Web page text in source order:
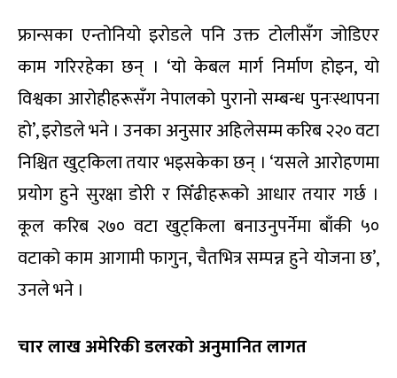
फ्रान्सका एन्तोनियो इरोडले पनि उक्त टोलीसँग जोडिएर
काम गरिरहेका छन् । ‘यो केबल मार्ग निर्माण होइन, यो
विश्वका आरोहीहरूसँग नेपालको पुरानो सम्बन्ध पुनःस्थापना
हो’, इरोडले भने । उनका अनुसार अहिलेसम्म करिब २२० वटा
निश्चित खुट्किला तयार भइसकेका छन् । ‘यसले आरोहणमा
प्रयोग हुने सुरक्षा डोरी र सिँढीहरूको आधार तयार गर्छ ।
कूल करिब २७० वटा खुट्किला बनाउनुपर्नेमा बाँकी ५०
वटाको काम आगामी फागुन, चैतभित्र सम्पन्न हुने योजना छ’,
उनले भने ।
चार लाख अमेरिकी डलरको अनुमानित लागत